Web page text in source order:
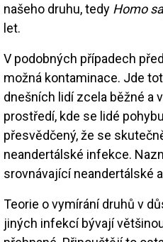
našeho druhu, tedy Homo
let.
V podobných případech
možná kontaminace. Jde
dnešních lidí zcela běžné a
prostředí, kde se lidé
přesvědčený, že se
neandertálské infekce.
srovnávající neandertálské
Teorie o vymírání druhů v
jiných infekcí bývají